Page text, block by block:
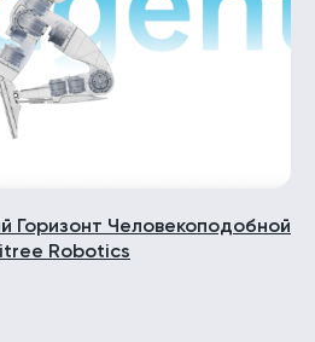
Горизонт Человекоподобной
Robotics